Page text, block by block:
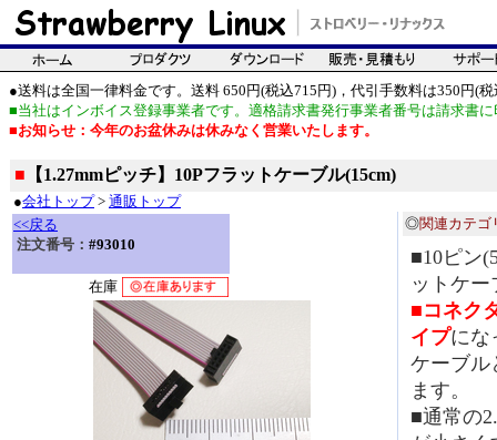
●送料は全国一律料金です。送料 650円(税込715円)，代引手数料は350円(税
■当社はインボイス登録事業者です。適格請求書発行事業者番号は請求書
■お知らせ：今年のお盆休みは休みなく営業いたします。
■ 【1.27mmピッチ】10Pフラットケーブル(15cm)
●会社トップ> 通販トップ
<<戻る
注文番号： #93010
在庫
◎関連カテゴ
■10ピン
ットケ
■コネク
イプにな
ケーブル
ます。
■通常の